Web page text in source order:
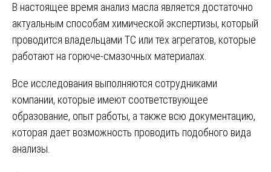
В настоящее время анализ масла является достаточно
актуальным способам химической экспертизы, который
проводится владельцами ТС или тех агрегатов, которые
работают на горюче-смазочных материалах.
Все исследования выполняются сотрудниками
компании, которые имеют соответствующее
образование, опыт работы, а также всю документацию,
которая дает возможность проводить подобного вида
анализы.